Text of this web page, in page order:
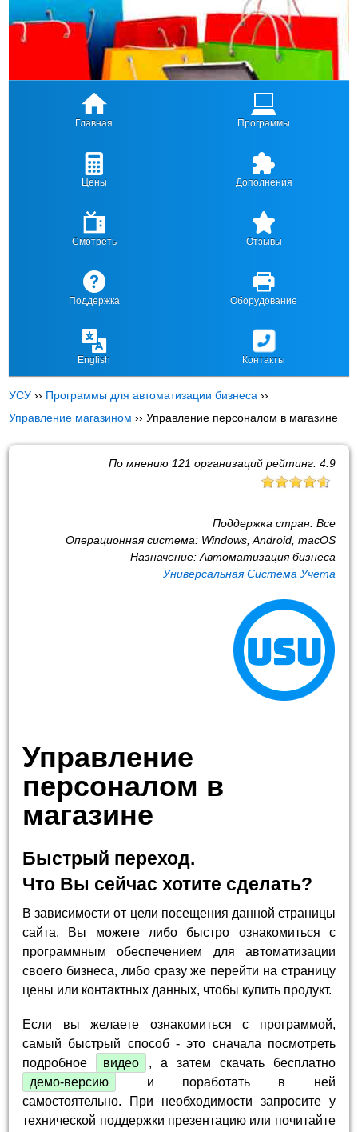
Главная Программы
Цены Дополнения
Смотреть Отзывы
Поддержка Оборудование
English Контакты
УСУ ›› Программы для автоматизации бизнеса ››
Управление магазином ››Управление персоналом в магазине
По мнению 121 организаций рейтинг: 4.9
Поддержка стран: Все
Операционная система: Windows, Android, macOS
Назначение: Автоматизация бизнеса
Универсальная Система Учета
Управление
персоналом в
магазине
Быстрый переход.
Что Вы сейчас хотите сделать?
В зависимости от цели посещения данной страницы
сайта, Вы можете либо быстро ознакомиться с
программным обеспечением для автоматизации
своего бизнеса, либо сразу же перейти на страницу
цены или контактных данных, чтобы купить продукт.
Если вы желаете ознакомиться с программой,
самый быстрый способ - это сначала посмотреть
подробное
видео
, а затем скачать бесплатно
демо-версию
и поработать в ней
самостоятельно. При необходимости запросите у
технической поддержки презентацию или почитайте